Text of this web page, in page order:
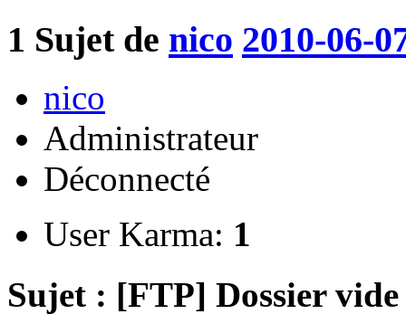
1 Sujet de nico 2010-06-
nico
Administrateur
Déconnecté
User Karma: 1
Sujet : [FTP] Dossier